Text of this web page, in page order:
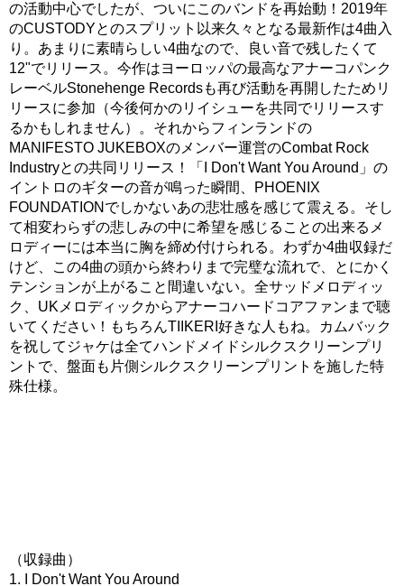
の活動中心でしたが、ついにこのバンドを再始動！2019年
のCUSTODYとのスプリット以来久々となる最新作は4曲入
り。あまりに素晴らしい4曲なので、良い音で残したくて
12"でリリース。今作はヨーロッパの最高なアナーコパンク
レーベルStonehenge Recordsも再び活動を再開したためリ
リースに参加（今後何かのリイシューを共同でリリースす
るかもしれません）。それからフィンランドの
MANIFESTO JUKEBOXのメンバー運営のCombat Rock
Industryとの共同リリース！「I Don't Want You Around」の
イントロのギターの音が鳴った瞬間、PHOENIX
FOUNDATIONでしかないあの悲壮感を感じて震える。そし
て相変わらずの悲しみの中に希望を感じることの出来るメ
ロディーには本当に胸を締め付けられる。わずか4曲収録だ
けど、この4曲の頭から終わりまで完璧な流れで、とにかく
テンションが上がること間違いない。全サッドメロディッ
ク、UKメロディックからアナーコハードコアファンまで聴
いてください！もちろんTIIKERI好きな人もね。カムバック
を祝してジャケは全てハンドメイドシルクスクリーンプリ
ントで、盤面も片側シルクスクリーンプリントを施した特
殊仕様。
（収録曲）
1. I Don't Want You Around